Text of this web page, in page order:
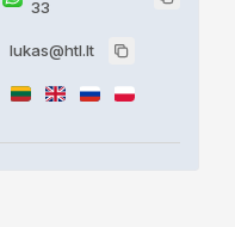
33
lukas@htl.lt